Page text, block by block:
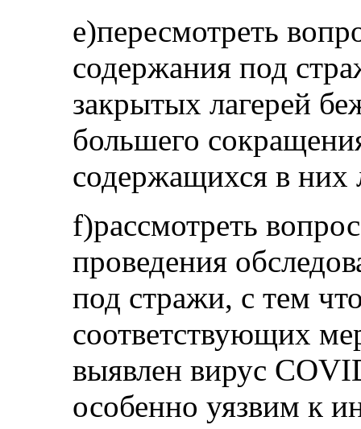
e)пересмотреть
содержания под
закрытых лагерей
большего
содержащихся в них
f)рассмотреть
проведения
под стражи, с тем
соответствующих
выявлен вирус
особенно уязвим к